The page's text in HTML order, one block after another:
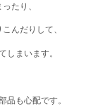
たり、
んだりして、
しまいます。
品も心配です。